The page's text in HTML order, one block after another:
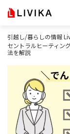
引越し/暮らしの情報
セントラルヒーティン
法を解説